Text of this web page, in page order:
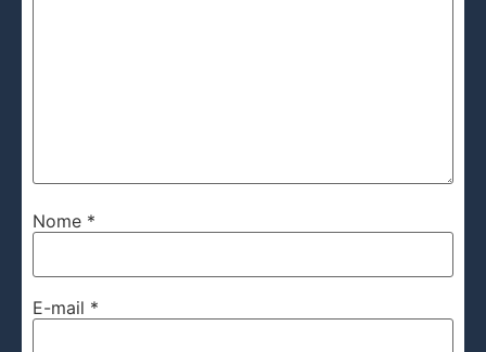
Nome *
E-mail *